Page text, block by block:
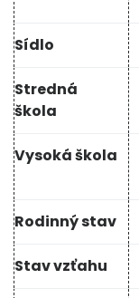
Sídlo
Stredná
škola
Vysoká škola
Rodinný stav
Stav vzťahu